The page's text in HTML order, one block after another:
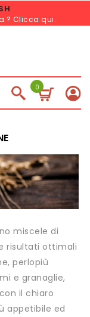
Clicca qui.
0
miscele di
risultati ottimali
perlopiù
e granaglie,
il chiaro
appetibile ed